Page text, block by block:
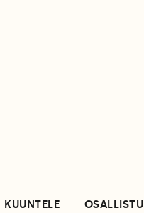
KUUNTELE OSALLISTU